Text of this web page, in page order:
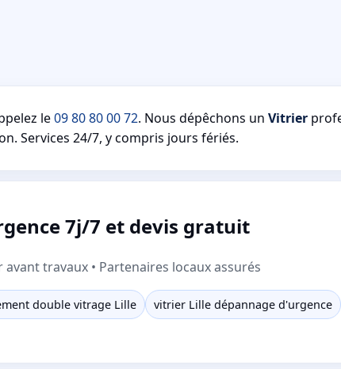
le09 80 80 00 72. Nous dépêchons un Vitrier
Services 24/7, y compris jours fériés.
7j/7 et devis gratuit
travaux • Partenaires locaux assurés
double vitrage Lille vitrier Lille dépannage d'urgence